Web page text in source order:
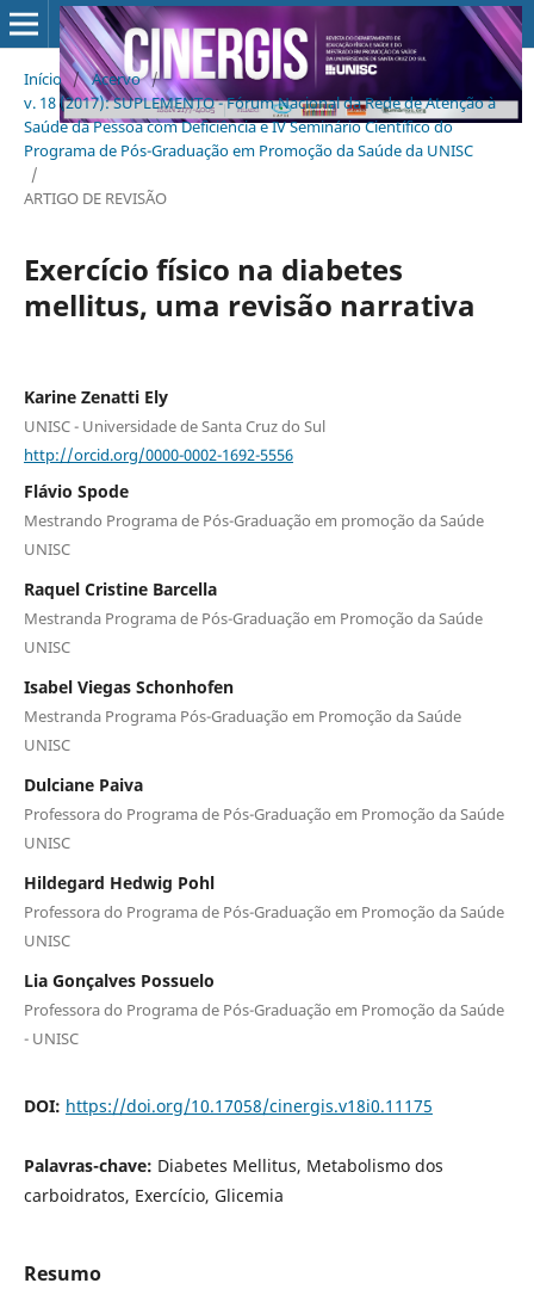
Início / Acervo /
v. 18 (2017): SUPLEMENTO - Fórum Nacional da Rede de Atenção à
Saúde da Pessoa com Deficiência e IV Seminário Científico do
Programa de Pós-Graduação em Promoção da Saúde da UNISC
/
ARTIGO DE REVISÃO
Exercício físico na diabetes
mellitus, uma revisão narrativa
Karine Zenatti Ely
UNISC - Universidade de Santa Cruz do Sul
http://orcid.org/0000-0002-1692-5556
Flávio Spode
Mestrando Programa de Pós-Graduação em promoção da Saúde
UNISC
Raquel Cristine Barcella
Mestranda Programa de Pós-Graduação em Promoção da Saúde
UNISC
Isabel Viegas Schonhofen
Mestranda Programa Pós-Graduação em Promoção da Saúde
UNISC
Dulciane Paiva
Professora do Programa de Pós-Graduação em Promoção da Saúde
UNISC
Hildegard Hedwig Pohl
Professora do Programa de Pós-Graduação em Promoção da Saúde
UNISC
Lia Gonçalves Possuelo
Professora do Programa de Pós-Graduação em Promoção da Saúde
- UNISC
DOI: https://doi.org/10.17058/cinergis.v18i0.11175
Palavras-chave: Diabetes Mellitus, Metabolismo dos
carboidratos, Exercício, Glicemia
Resumo